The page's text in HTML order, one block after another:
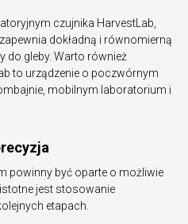
czujnika HarvestLab,
dokładną i równomierną
do gleby. Warto również
to urządzenie o poczwórnym
mobilnym laboratorium i
powinny być oparte o możliwie
jest stosowanie
etapach.